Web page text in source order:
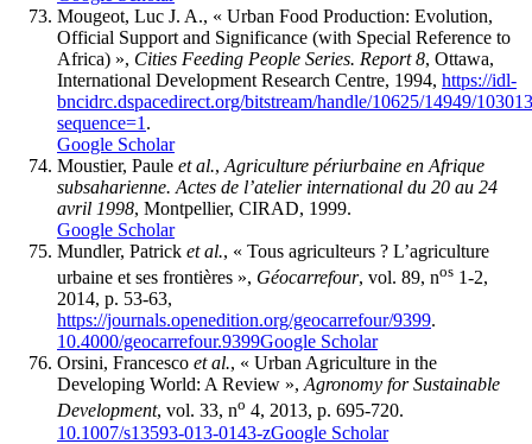
Mougeot, Luc J. A., « Urban Food Production: Evolution,
Official Support and Significance (with Special Reference to
Africa) », Cities Feeding People Series. Report 8, Ottawa,
International Development Research Centre, 1994, https://idl-
bncidrc.dspacedirect.org/bitstream/handle/10625/14949/
sequence=1 .
Google Scholar
Moustier, Paule et al., Agriculture périurbaine en Afrique
subsaharienne. Actes de l’atelier international du 20 au 24
avril 1998, Montpellier, CIRAD, 1999.
Google Scholar
Mundler, Patrick et al., « Tous agriculteurs ? L’agriculture
urbaine et ses frontières », Géocarrefour, vol. 89, nos 1-2,
2014, p. 53-63,
https://journals.openedition.org/geocarrefour/9399.
10.4000/geocarrefour.9399Google Scholar
Orsini, Francesco et al., « Urban Agriculture in the
Developing World: A Review », Agronomy for Sustainable
Development, vol. 33, no 4, 2013, p. 695-720.
10.1007/s13593-013-0143-zGoogle Scholar